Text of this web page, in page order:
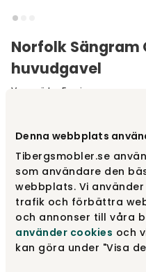
Denna webbplats
Tibergsmobler.se
som användare den
webbplats. Vi
trafik och förbättra
och annonser till våra
använder cookies och
kan göra under "Visa
Norfolk Sängram
huvudgavel
Varumärke Furninova
Designa själv
Gör dina val
Rekommenderade tillval
Rekommenderade tillval